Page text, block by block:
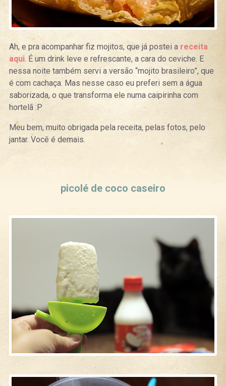
Ah, e pra acompanhar fiz mojitos, que já postei a receita
aqui. É um drink leve e refrescante, a cara do ceviche. E
nessa noite também servi a versão “mojito brasileiro”, que
é com cachaça. Mas nesse caso eu preferi sem a água
saborizada, o que transforma ele numa caipirinha com
hortelã :P
Meu bem, muito obrigada pela receita, pelas fotos, pelo
jantar. Você é demais.
picolé de coco caseiro